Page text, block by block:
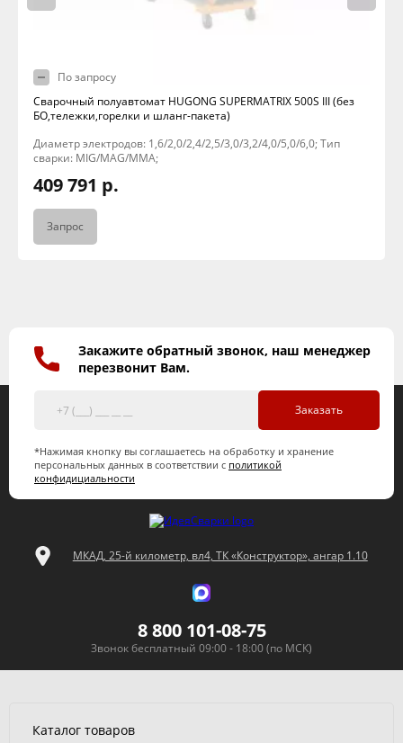
По запросу
Сварочный полуавтомат HUGONG SUPERMATRIX 500S III (без
БО,тележки,горелки и шланг-пакета)
Диаметр электродов: 1,6/2,0/2,4/2,5/3,0/3,2/4,0/5,0/6,0; Тип
сварки: MIG/MAG/MMA;
409 791 р.
Запрос
Закажите обратный звонок, наш менеджер
перезвонит Вам.
Заказать
*Нажимая кнопку вы соглашаетесь на обработку и хранение
персональных данных в соответствии с политикой
конфидициальности
МКАД, 25-й километр, вл4, ТК «Конструктор», ангар 1.10
8 800 101-08-75
Звонок бесплатный 09:00 - 18:00 (по МСК)
Каталог товаров